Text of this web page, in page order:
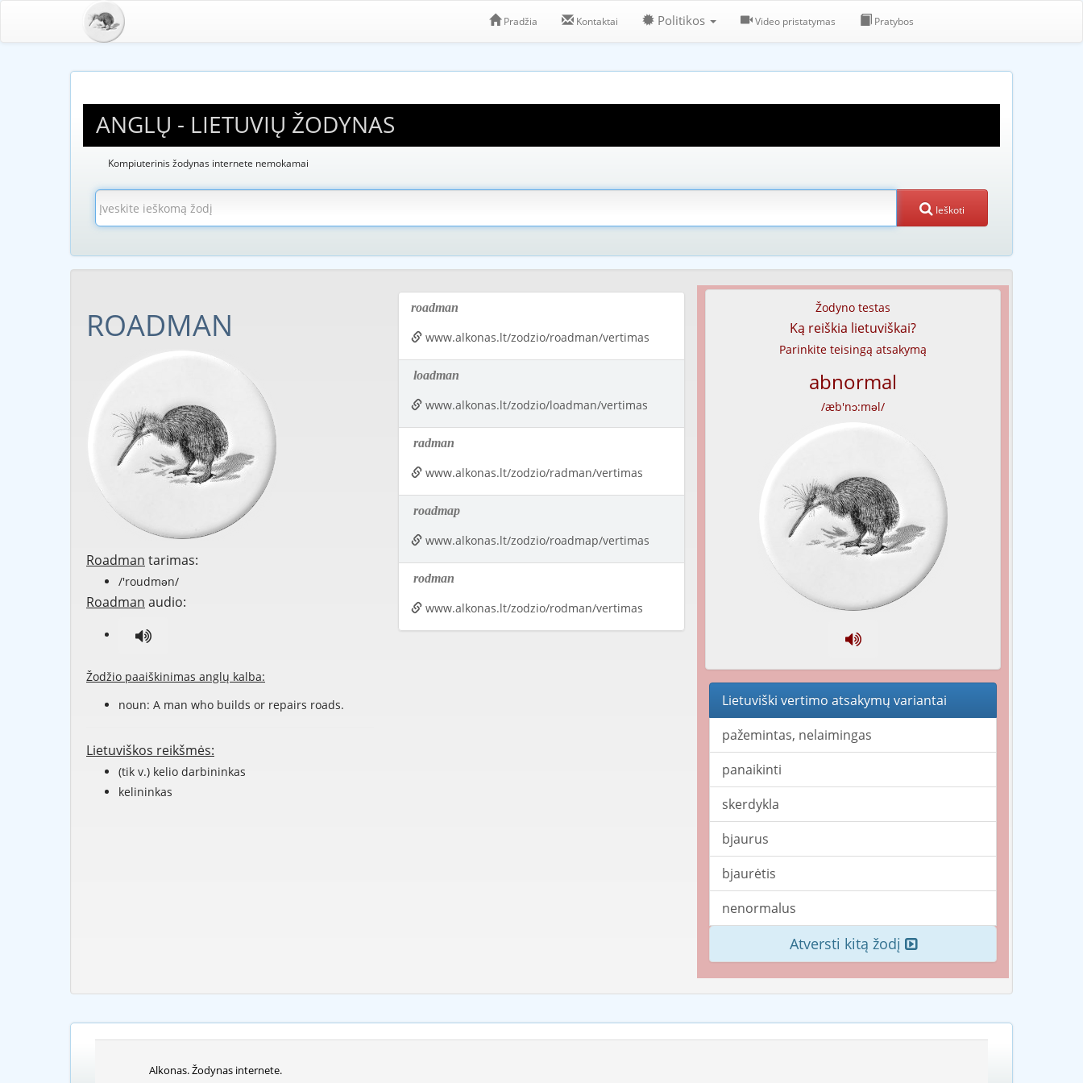
Pradžia Kontaktai Politikos Video pristatymas Pratybos
ANGLŲ - LIETUVIŲ ŽODYNAS
Kompiuterinis žodynas internete nemokamai
Ieškoti
ROADMAN
Roadman tarimas:
/'roudmən/
Roadman audio:
Žodžio paaiškinimas anglų kalba:
noun: A man who builds or repairs roads.
Lietuviškos reikšmės:
(tik v.) kelio darbininkas
kelininkas
roadman
www.alkonas.lt/zodzio/roadman/vertimas
loadman
www.alkonas.lt/zodzio/loadman/vertimas
radman
www.alkonas.lt/zodzio/radman/vertimas
roadmap
www.alkonas.lt/zodzio/roadmap/vertimas
rodman
www.alkonas.lt/zodzio/rodman/vertimas
Žodyno testas
Ką reiškia lietuviškai?
Parinkite teisingą atsakymą
abnormal
/æb'nɔ:məl/
Lietuviški vertimo atsakymų variantai
pažemintas, nelaimingas
panaikinti
skerdykla
bjaurus
bjaurėtis
nenormalus
Atversti kitą žodį
Alkonas. Žodynas internete.